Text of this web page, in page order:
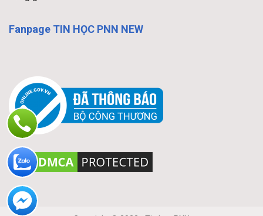
Fanpage TIN HỌC PNN NEW